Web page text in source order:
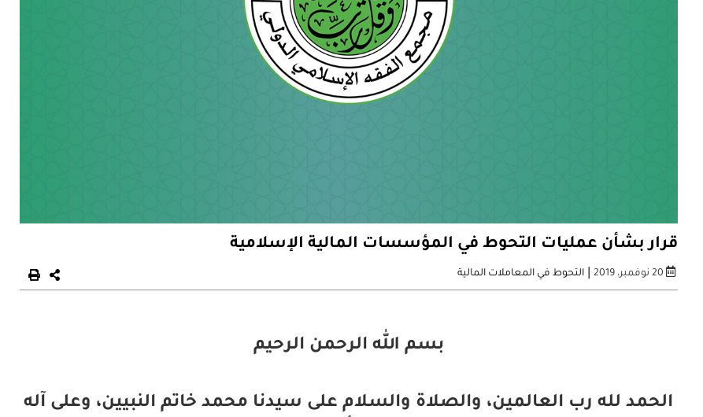
قرار بشأن عمليات التحوط في المؤسسات المالية الإسلامية
20 نوفمبر، 2019 | التحوط في المعاملات المالية
بسم الله الرحمن الرحيم
الحمد لله رب العالمين، والصلاة والسلام على سيدنا محمد خاتم النبيين، وعلى آله